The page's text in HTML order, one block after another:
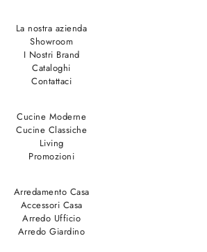
La nostra azienda
Showroom
I Nostri Brand
Cataloghi
Contattaci
Cucine Moderne
Cucine Classiche
Living
Promozioni
Arredamento Casa
Accessori Casa
Arredo Ufficio
Arredo Giardino